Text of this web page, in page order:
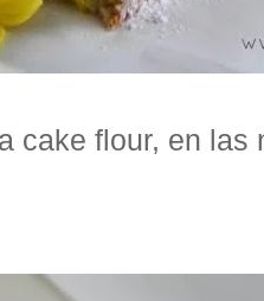
cake flour, en las